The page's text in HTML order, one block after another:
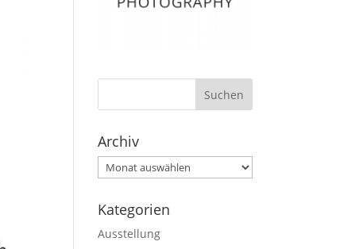
Archiv
Archiv
Kategorien
Ausstellung